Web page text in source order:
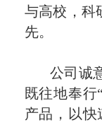
与高校，科
先。
公司诚
既往地奉
产品，以快